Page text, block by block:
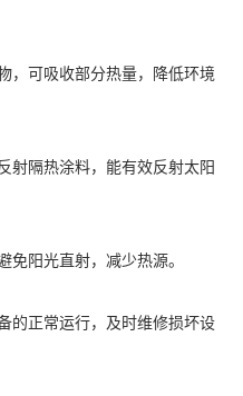
，可吸收部分热量，降低环境
射隔热涂料，能有效反射太阳
免阳光直射，减少热源。
的正常运行，及时维修损坏设